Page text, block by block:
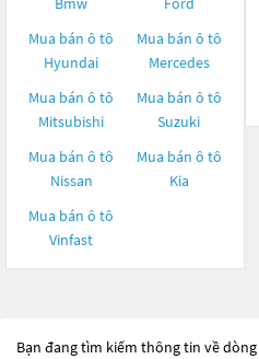
Mua bán ô tô
Hyundai
Mua bán ô tô
Mercedes
Mua bán ô tô
Mitsubishi
Mua bán ô tô
Suzuki
Mua bán ô tô
Nissan
Mua bán ô tô
Kia
Mua bán ô tô
Vinfast
Bạn đang tìm kiếm thông tin về dòng